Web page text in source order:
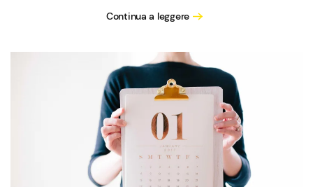
Continua a leggere